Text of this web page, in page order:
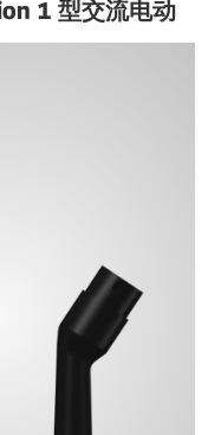
1 型交流电动